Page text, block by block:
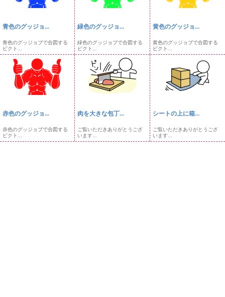
青色のグッジョ...
青色のグッジョブで合図する
ピクト...
緑色のグッジョ...
緑色のグッジョブで合図する
ピクト...
黄色のグッジョ...
黄色のグッジョブで合図する
ピクト...
赤色のグッジョ...
赤色のグッジョブで合図する
ピクト...
肉を大きな包丁...
ご覧いただきありがとうござ
います...
シートの上に箱...
ご覧いただきありがとうござ
います...